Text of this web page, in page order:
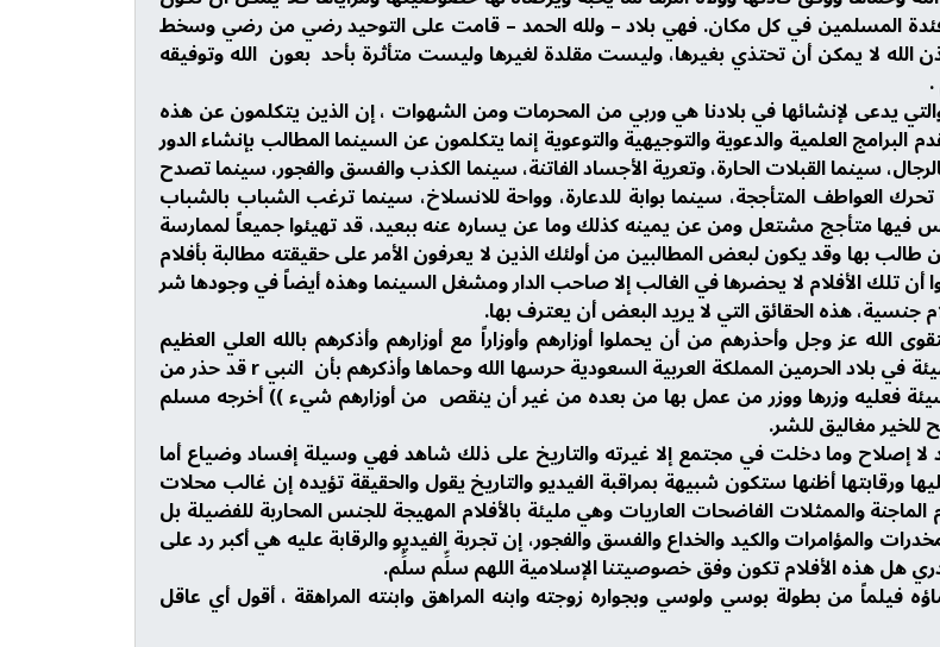
المسلمين في كل مكان. فهي بلاد – ولله الحمد – قامت على التوحيد رضي من رضي وسخط
لا يمكن أن تحتذي بغيرها، وليست مقلدة لغيرها وليست متأثرة بأحد بعون الله وتوفيقه
.
يدعى لإنشائها في بلادنا هي وربي من المحرمات ومن الشهوات ، إن الذين يتكلمون عن هذه
العلمية والدعوية والتوجيهية والتوعوية إنما يتكلمون عن السينما المطالب بإنشاء الدور
سينما القبلات الحارة، وتعرية الأجساد الفاتنة، سينما الكذب والفسق والفجور، سينما تصدح
العواطف المتأججة، سينما بوابة للدعارة، وواحة للانسلاخ، سينما ترغب الشباب بالشباب
فيها متأجج مشتعل ومن عن يمينه كذلك وما عن يساره عنه ببعيد، قد تهيئوا جميعاً لممارسة
بها وقد يكون لبعض المطالبين من أولئك الذين لا يعرفون الأمر على حقيقته مطالبة بأفلام
أن تلك الأفلام لا يحضرها في الغالب إلا صاحب الدار ومشغل السينما وهذه أيضاً في وجودها شر
جنسية، هذه الحقائق التي لا يريد البعض أن يعترف بها.
الله عز وجل وأحذرهم من أن يحملوا أوزارهم وأوزاراً مع أوزارهم وأذكرهم بالله العلي العظيم
وأخوفهم به جل في علاه بألا يدعو ولا يسعوا لنشر سنة سيئة في بلاد الحرمين المملكة العربية السعودية حرسها الله وحماها وأذكرهم بأن النبي r قد حذر من
فعليه وزرها ووزر من عمل بها من بعده من غير أن ينقص من أوزارهم شيء )) أخرجه مسلم
إصلاح وما دخلت في مجتمع إلا غيرته والتاريخ على ذلك شاهد فهي وسيلة إفساد وضياع أما
ورقابتها أظنها ستكون شبيهة بمراقبة الفيديو والتاريخ يقول والحقيقة تؤيده إن غالب محلات
الماجنة والممثلات الفاضحات العاريات وهي مليئة بالأفلام المهيجة للجنس المحاربة للفضيلة بل
والمؤامرات والكيد والخداع والفسق والفجور، إن تجربة الفيديو والرقابة عليه هي أكبر رد على
هل هذه الأفلام تكون وفق خصوصيتنا الإسلامية اللهم سلِّم سلِّم.
من بطولة بوسي ولوسي وبجواره زوجته وابنه المراهق وابنته المراهقة ، أقول أي عاقل